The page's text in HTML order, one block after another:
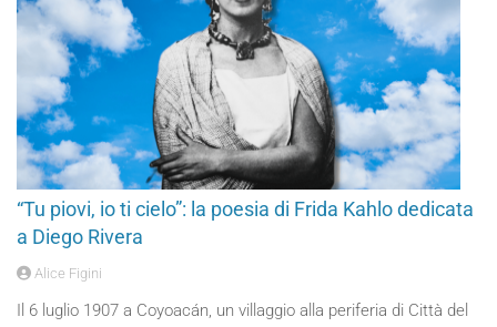
“Tu piovi, io ti cielo”: la poesia di Frida Kahlo dedicata
a Diego Rivera
Alice Figini
Il 6 luglio 1907 a Coyoacán, un villaggio alla periferia di Città del